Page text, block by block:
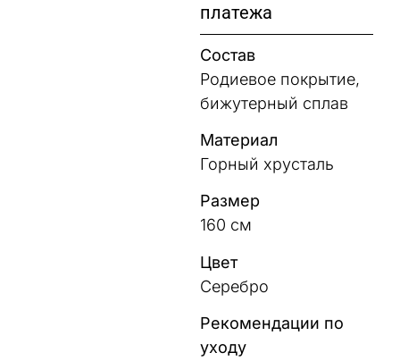
платежа
Состав
Родиевое покрытие,
бижутерный сплав
Материал
Горный хрусталь
Размер
160 см
Цвет
Серебро
Рекомендации по
уходу